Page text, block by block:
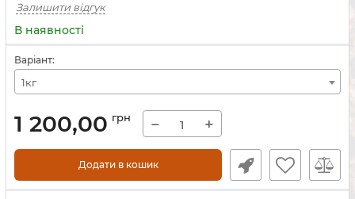
Залишити відгук
В наявності
Варіант:
1кг
1 200,00 грн − +
Додати в кошик